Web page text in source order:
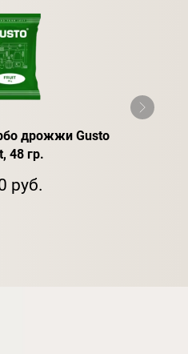
дрожжи Gusto
48 гр.
руб.